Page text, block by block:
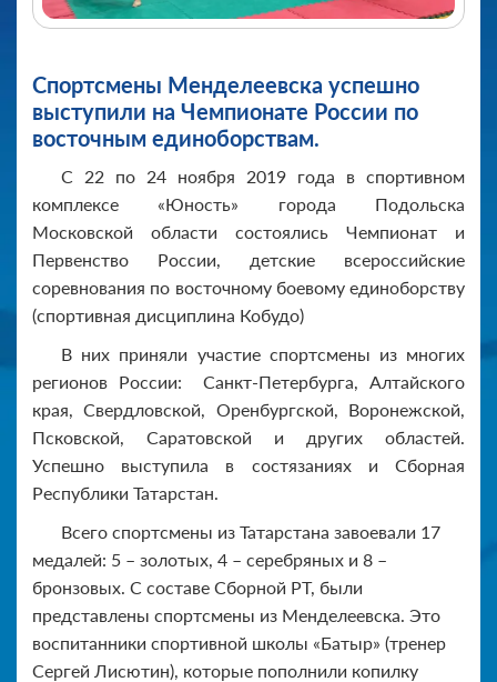
Спортсмены Менделеевска успешно
выступили на Чемпионате России по
восточным единоборствам.
С 22 по 24 ноября 2019 года в спортивном
комплексе «Юность» города Подольска
Московской области состоялись Чемпионат и
Первенство России, детские всероссийские
соревнования по восточному боевому единоборству
(спортивная дисциплина Кобудо)
В них приняли участие спортсмены из многих
регионов России: Санкт-Петербурга, Алтайского
края, Свердловской, Оренбургской, Воронежской,
Псковской, Саратовской и других областей.
Успешно выступила в состязаниях и Сборная
Республики Татарстан.
Всего спортсмены из Татарстана завоевали 17
медалей: 5 – золотых, 4 – серебряных и 8 –
бронзовых. С составе Сборной РТ, были
представлены спортсмены из Менделеевска. Это
воспитанники спортивной школы «Батыр» (тренер
Сергей Лисютин), которые пополнили копилку